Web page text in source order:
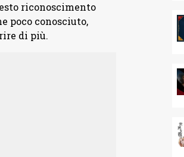
riconoscimento
poco conosciuto,
di più.